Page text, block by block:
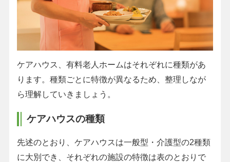
ケアハウス、有料老人ホームはそれぞれに種類があ
ります。種類ごとに特徴が異なるため、整理しなが
ら理解していきましょう。
ケアハウスの種類
先述のとおり、ケアハウスは一般型・介護型の2種類
に大別でき、それぞれの施設の特徴は表のとおりで